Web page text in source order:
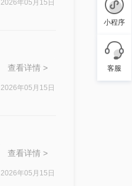
2026年05月15日
查看详情 >
2026年05月15日
查看详情 >
2026年05月15日
小程序
客服